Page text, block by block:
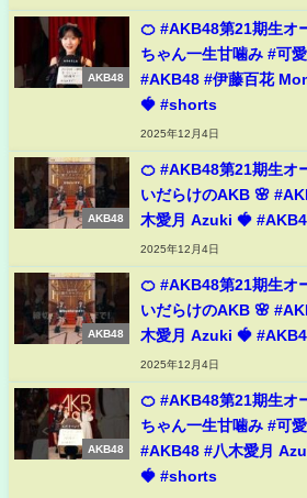
AKB48
🍊 #AKB48第21期生オ
ちゃん一生甘噛み #可
#AKB48 #伊藤百花
🍓 #shorts
2025年12月4日
AKB48
🍊 #AKB48第21期生オ
いだらけのAKB 🌸
木愛月 Azuki 🍓
2025年12月4日
AKB48
🍊 #AKB48第21期生オ
いだらけのAKB 🌸
木愛月 Azuki 🍓
2025年12月4日
AKB48
🍊 #AKB48第21期生オ
ちゃん一生甘噛み #可
#AKB48 #八木愛月
🍓 #shorts